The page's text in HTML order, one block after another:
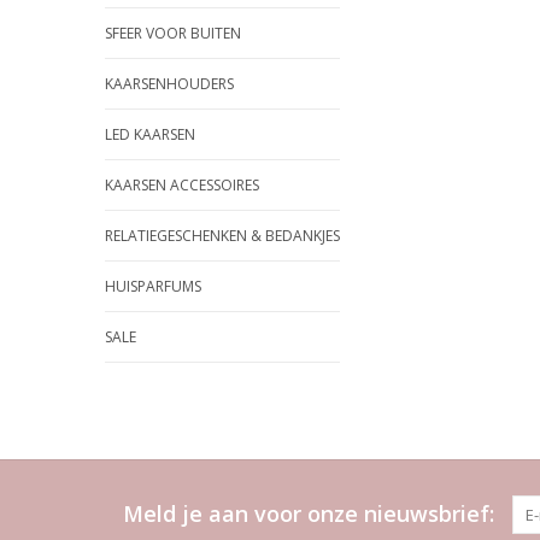
SFEER VOOR BUITEN
KAARSENHOUDERS
LED KAARSEN
KAARSEN ACCESSOIRES
RELATIEGESCHENKEN & BEDANKJES
HUISPARFUMS
SALE
Meld je aan voor onze nieuwsbrief: